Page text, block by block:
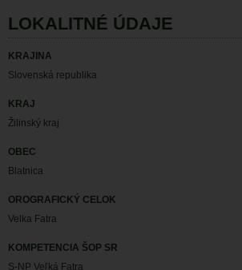
LOKALITNÉ ÚDAJE
KRAJINA
Slovenská republika
KRAJ
Žilinský kraj
OBEC
Blatnica
OROGRAFICKÝ CELOK
Velka Fatra
KOMPETENCIA ŠOP SR
S-NP Veľká Fatra